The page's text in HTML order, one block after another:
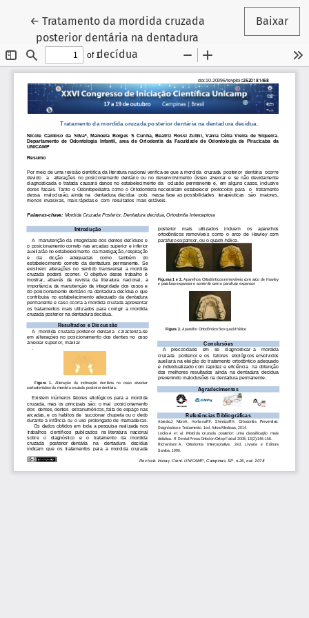
←Voltar aos Detalhes do Artigo
Tratamento da mordida cruzada
posterior dentária na dentadura
decídua
Baixar